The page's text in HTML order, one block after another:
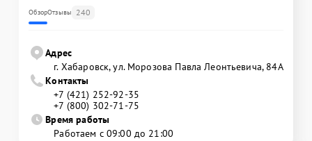
ОбзорОтзывы 240
Адрес
г. Хабаровск, ул. Морозова Павла Леонтьевича, 84А
Контакты
+7 (421) 252-92-35
+7 (800) 302-71-75
Время работы
Работаем с 09:00 до 21:00